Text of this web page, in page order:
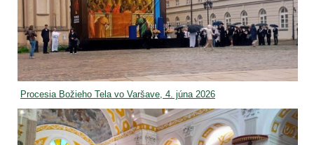
Procesia Božieho Tela vo Varšave, 4. júna 2026